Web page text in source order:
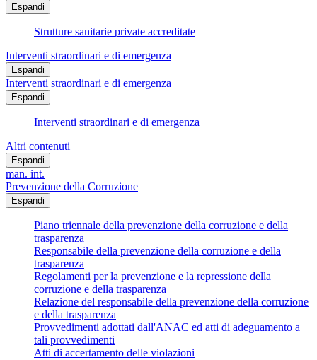
Espandi
Strutture sanitarie private accreditate
Interventi straordinari e di emergenza
Espandi
Interventi straordinari e di emergenza
Espandi
Interventi straordinari e di emergenza
Altri contenuti
Espandi
man. int.
Prevenzione della Corruzione
Espandi
Piano triennale della prevenzione della corruzione e della
trasparenza
Responsabile della prevenzione della corruzione e della
trasparenza
Regolamenti per la prevenzione e la repressione della
corruzione e della trasparenza
Relazione del responsabile della prevenzione della corruzione
e della trasparenza
Provvedimenti adottati dall'ANAC ed atti di adeguamento a
tali provvedimenti
Atti di accertamento delle violazioni